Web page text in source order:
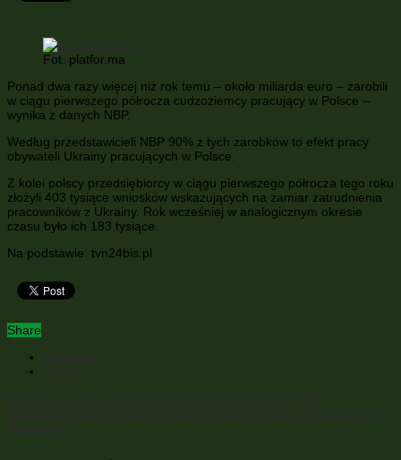
Fot. platfor.ma
Ponad dwa razy więcej niż rok temu – około miliarda euro – zarobili
w ciągu pierwszego półrocza cudzoziemcy pracujący w Polsce –
wynika z danych NBP.
Według przedstawicieli NBP 90% z tych zarobków to efekt pracy
obywateli Ukrainy pracujących w Polsce.
Z kolei polscy przedsiębiorcy w ciągu pierwszego półrocza tego roku
złożyli 403 tysiące wniosków wskazujących na zamiar zatrudnienia
pracowników z Ukrainy. Rok wcześniej w analogicznym okresie
czasu było ich 183 tysiące.
Na podstawie: tvn24bis.pl
Share